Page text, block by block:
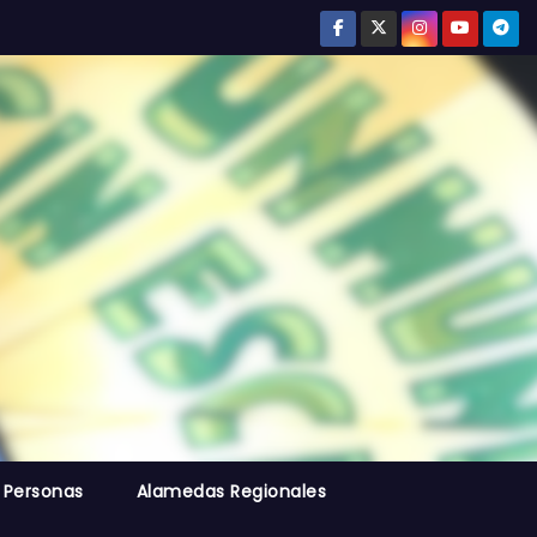
Alamedas Regionales